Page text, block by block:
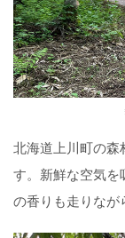
北海道上川町の森
す。新鮮な空気を
の香りも走りなが